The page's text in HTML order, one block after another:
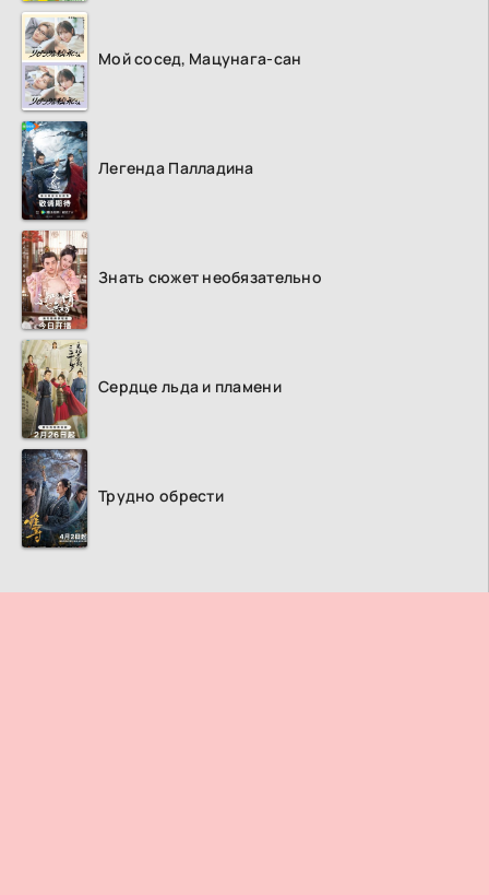
Мой сосед, Мацунага-сан
Легенда Палладина
Знать сюжет необязательно
Сердце льда и пламени
Трудно обрести